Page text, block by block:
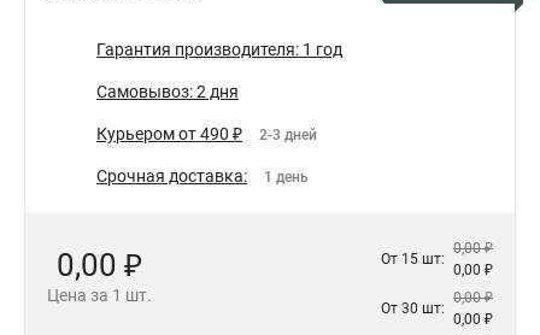
Гарантия производителя: 1 год
Самовывоз: 2 дня
Курьером от 490 ₽ 2-3 дней
Срочная доставка: 1 день
0,00 ₽
Цена за 1 шт.
От 15 шт:
0,00 ₽
0,00 ₽
От 30 шт:
0,00 ₽
0,00 ₽